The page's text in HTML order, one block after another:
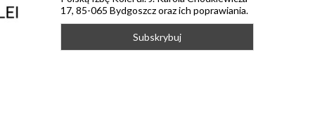
17, 85-065 Bydgoszcz oraz ich poprawiania.